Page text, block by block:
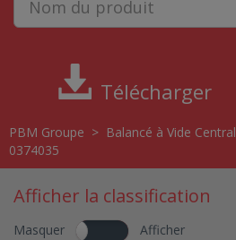
Télécharger
PBM Groupe > Balancé à Vide Central
0374035
Afficher la classification
Masquer Afficher